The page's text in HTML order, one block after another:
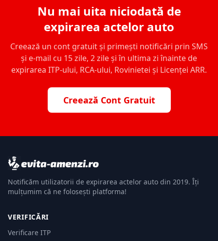
Nu mai uita niciodată de
expirarea actelor auto
Creează un cont gratuit și primești notificări prin SMS
și e-mail cu 15 zile, 2 zile și în ultima zi înainte de
expirarea ITP-ului, RCA-ului, Rovinietei și Licenței ARR.
Creează Cont Gratuit
Notificăm utilizatorii de expirarea actelor auto din 2019. Îți
mulțumim că ne folosești platforma!
VERIFICĂRI
Verificare ITP